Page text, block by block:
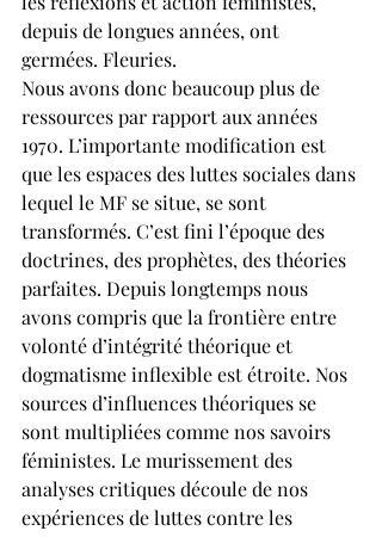
depuis de longues années, ont
germées. Fleuries.
Nous avons donc beaucoup plus de
ressources par rapport aux années
1970. L’importante modification est
que les espaces des luttes sociales dans
lequel le MF se situe, se sont
transformés. C’est fini l’époque des
doctrines, des prophètes, des théories
parfaites. Depuis longtemps nous
avons compris que la frontière entre
volonté d’intégrité théorique et
dogmatisme inflexible est étroite. Nos
sources d’influences théoriques se
sont multipliées comme nos savoirs
féministes. Le murissement des
analyses critiques découle de nos
expériences de luttes contre les